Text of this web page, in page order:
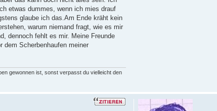
etwas dummes, wenn ich mies drauf
glaube ich das.Am Ende kräht kein
warum niemand fragt, wie es mir
dennoch fehlt es mir. Meine Freunde
dem Scherbenhaufen meiner
gewonnen ist, sonst verpasst du vielleicht den